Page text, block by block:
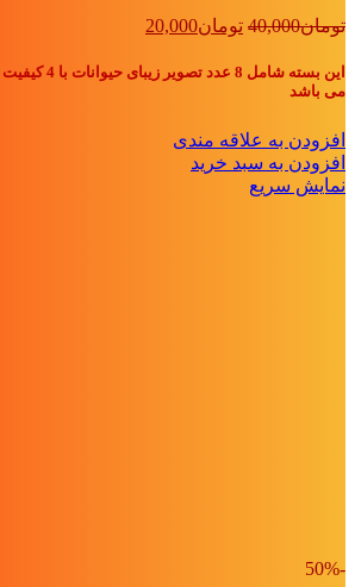
تومان40,000 قیمت
تومان40,000
تومان20,000
تومان20,000.
این بسته شامل 8 عدد تصویر زیبای حیوانات با 4 کیفیت
می باشد
افزودن به علاقه مندی
افزودن به سبد خرید
نمایش سریع
-50%